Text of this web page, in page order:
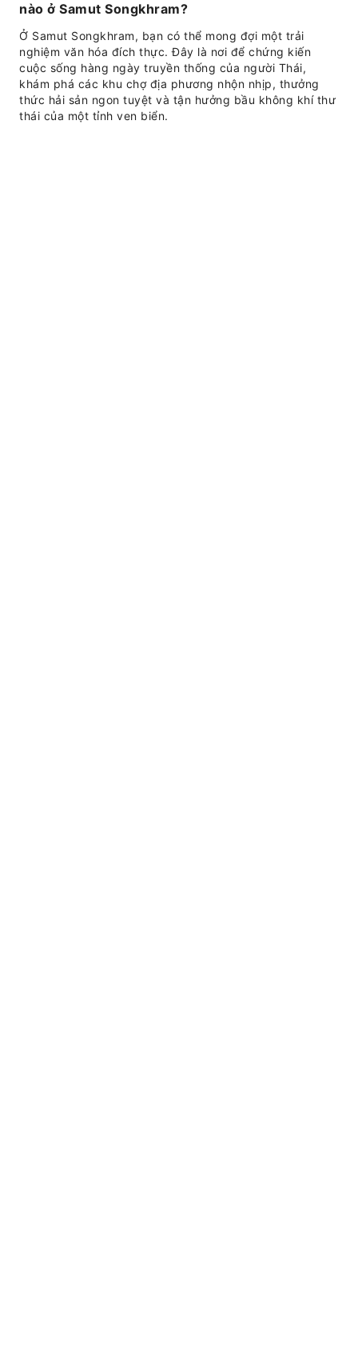
nào ở Samut Songkhram?
Ở Samut Songkhram, bạn có thể mong đợi một trải
nghiệm văn hóa đích thực. Đây là nơi để chứng kiến
cuộc sống hàng ngày truyền thống của người Thái,
khám phá các khu chợ địa phương nhộn nhịp, thưởng
thức hải sản ngon tuyệt và tận hưởng bầu không khí thư
thái của một tỉnh ven biển.